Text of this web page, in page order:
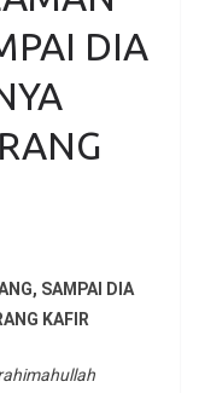
DIA
SAMPAI DIA
KAFIR